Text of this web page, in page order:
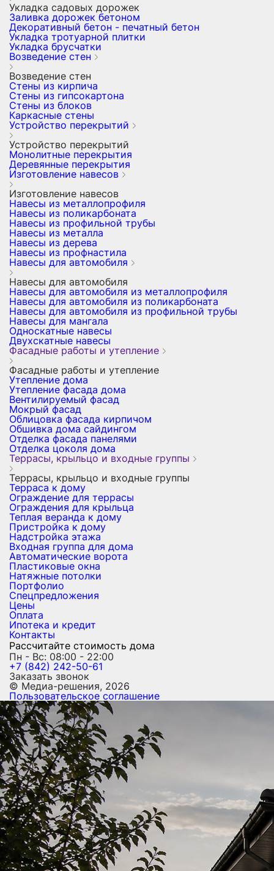
Укладка садовых дорожек
Заливка дорожек бетоном
Декоративный бетон - печатный бетон
Укладка тротуарной плитки
Укладка брусчатки
Возведение стен
Возведение стен
Стены из кирпича
Стены из гипсокартона
Стены из блоков
Каркасные стены
Устройство перекрытий
Устройство перекрытий
Монолитные перекрытия
Деревянные перекрытия
Изготовление навесов
Изготовление навесов
Навесы из металлопрофиля
Навесы из поликарбоната
Навесы из профильной трубы
Навесы из металла
Навесы из дерева
Навесы из профнастила
Навесы для автомобиля
Навесы для автомобиля
Навесы для автомобиля из металлопрофиля
Навесы для автомобиля из поликарбоната
Навесы для автомобиля из профильной трубы
Навесы для мангала
Односкатные навесы
Двухскатные навесы
Фасадные работы и утепление
Фасадные работы и утепление
Утепление дома
Утепление фасада дома
Вентилируемый фасад
Мокрый фасад
Облицовка фасада кирпичом
Обшивка дома сайдингом
Отделка фасада панелями
Отделка цоколя дома
Террасы, крыльцо и входные группы
Террасы, крыльцо и входные группы
Терраса к дому
Ограждение для террасы
Ограждения для крыльца
Теплая веранда к дому
Пристройка к дому
Надстройка этажа
Входная группа для дома
Автоматические ворота
Пластиковые окна
Натяжные потолки
Портфолио
Спецпредложения
Цены
Оплата
Ипотека и кредит
Контакты
Рассчитайте стоимость дома
Пн - Вс: 08:00 - 22:00
+7 (842) 242-50-61
Заказать звонок
© Медиа-решения, 2026
Пользовательское соглашение